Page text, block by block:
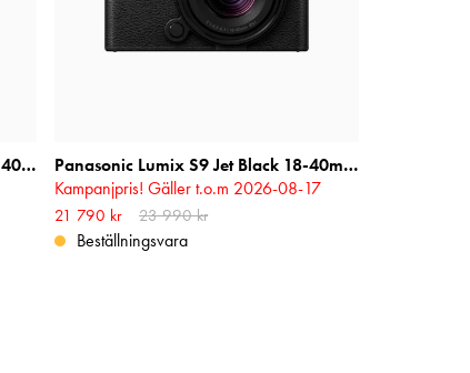
Panasonic Lumix S9 Night Blue 18-40mm f/4.5-6.3
Panasonic Lumix S9 Jet Black 18-40mm f/4.5-6.3
Kampanjpris! Gäller t.o.m 2026-08-17
Nuvarande pris:21 790 kr
23 990 kr
21 790 kr 23 990 kr
Beställningsvara